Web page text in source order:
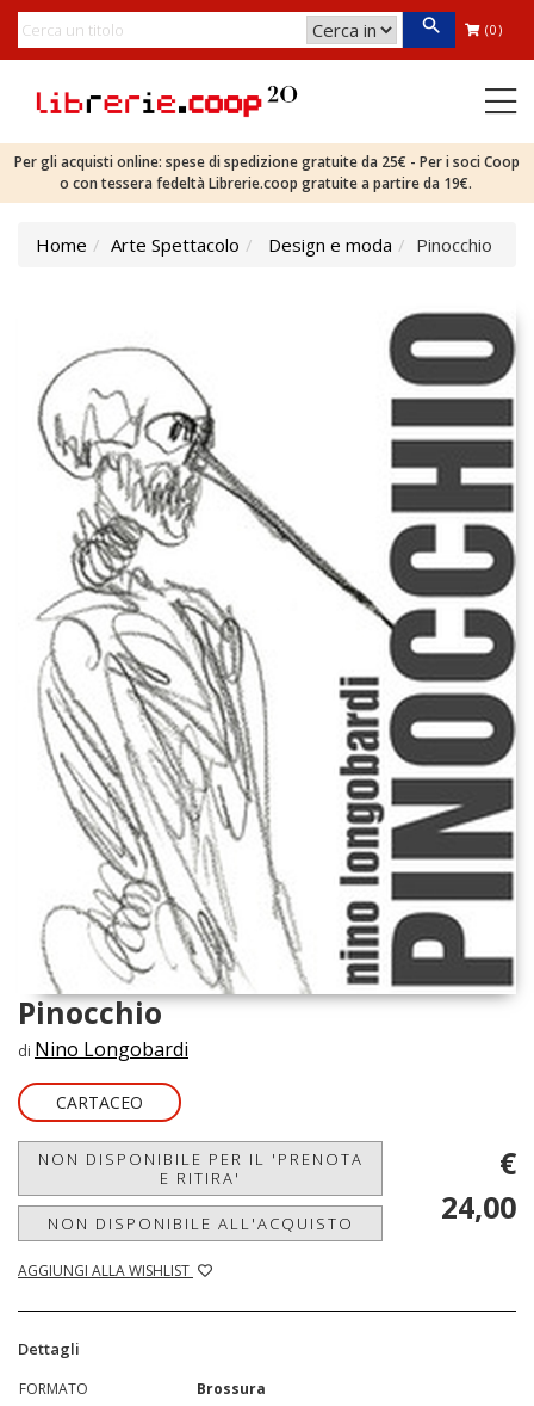
(0)
Per gli acquisti online: spese di spedizione gratuite da 25€ - Per i soci Coop
o con tessera fedeltà Librerie.coop gratuite a partire da 19€.
Home Arte Spettacolo Design e moda Pinocchio
Pinocchio
di Nino Longobardi
CARTACEO
NON DISPONIBILE PER IL 'PRENOTA
E RITIRA'
NON DISPONIBILE ALL'ACQUISTO
AGGIUNGI ALLA WISHLIST
€
24,00
Dettagli
FORMATO
Brossura